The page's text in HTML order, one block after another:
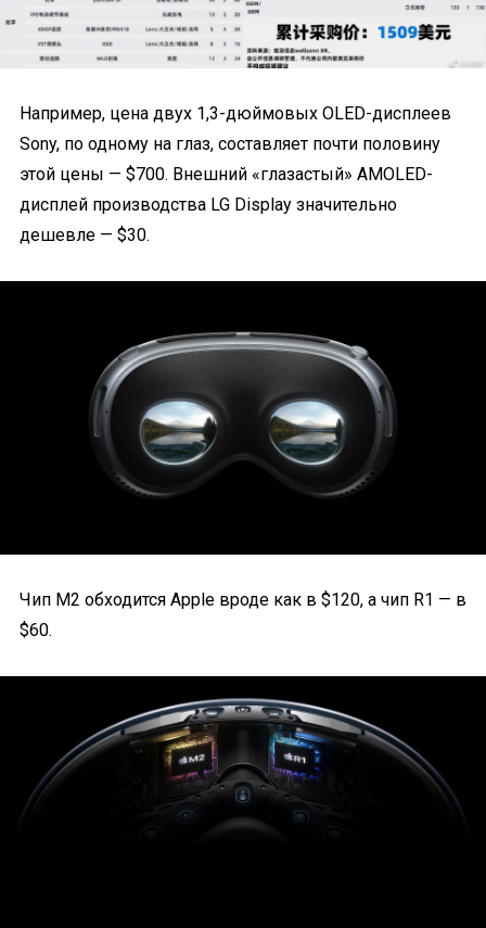
Например, цена двух 1,3-дюймовых OLED-дисплеев
Sony, по одному на глаз, составляет почти половину
этой цены — $700. Внешний «глазастый» AMOLED-
дисплей производства LG Display значительно
дешевле — $30.
Чип M2 обходится Apple вроде как в $120, а чип R1 — в
$60.